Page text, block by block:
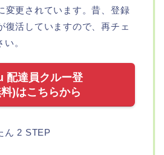
変更されています。昔、登録
復活していますので、再チェ
。
配達員クルー登
)はこちらから
ん 2 STEP